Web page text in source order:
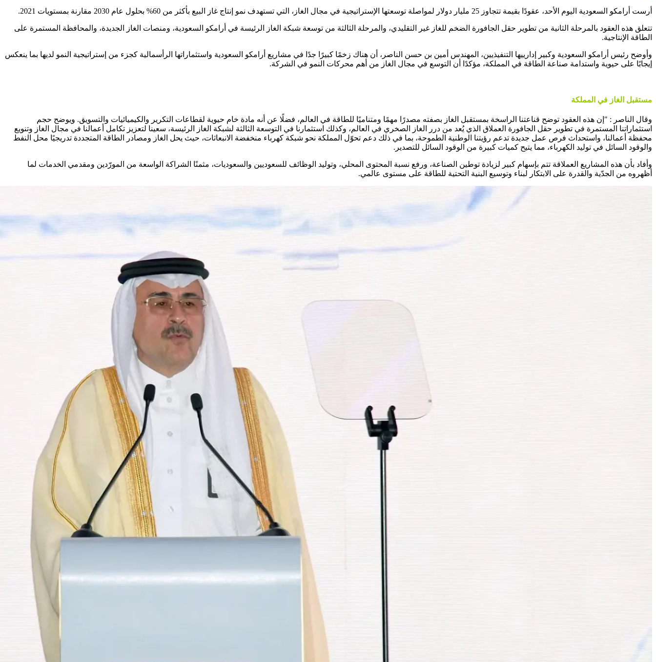
أرست أرامكو السعودية اليوم الأحد، عقودًا بقيمة تتجاوز 25 مليار دولار لمواصلة توسعتها الإستراتيجية في مجال الغاز، التي تستهدف نمو إنتاج غاز البيع بأكثر من 60% بحلول عام 2030 مقارنة بمستويات 2021.
تتعلق هذه العقود بالمرحلة الثانية من تطوير حقل الجافورة الضخم للغاز غير التقليدي، والمرحلة الثالثة من توسعة شبكة الغاز الرئيسة في أرامكو السعودية، ومنصات الغاز الجديدة، والمحافظة المستمرة على
الطاقة الإنتاجية.
وأوضح رئيس أرامكو السعودية وكبير إدارييها التنفيذيين، المهندس أمين بن حسن الناصر، أن هناك زخمًا كبيرًا جدًا في مشاريع أرامكو السعودية واستثماراتها الرأسمالية كجزء من إستراتيجية النمو لديها بما ينعكس
إيجابًا على حيوية واستدامة صناعة الطاقة في المملكة، مؤكدًا أن التوسع في مجال الغاز من أهم محركات النمو في الشركة.
مستقبل الغاز في المملكة
وقال الناصر : "إن هذه العقود توضح قناعتنا الراسخة بمستقبل الغاز بصفته مصدرًا مهمًا ومتناميًا للطاقة في العالم، فضلًا عن أنه مادة خام حيوية لقطاعات التكرير والكيميائيات والتسويق. ويوضح حجم
استثماراتنا المستمرة في تطوير حقل الجافورة العملاق الذي يُعد من درر الغاز الصخري في العالم، وكذلك استثمارنا في التوسعة الثالثة لشبكة الغاز الرئيسة، سعينا لتعزيز تكامل أعمالنا في مجال الغاز وتنويع
محفظة أعمالنا، واستحداث فرص عمل جديدة تدعم رؤيتنا الوطنية الطموحة، بما في ذلك دعم تحوّل المملكة نحو شبكة كهرباء منخفضة الانبعاثات، حيث يحل الغاز ومصادر الطاقة المتجددة تدريجيًا محل النفط
والوقود السائل في توليد الكهرباء، مما يتيح كميات كبيرة من الوقود السائل للتصدير.
وأفاد بأن هذه المشاريع العملاقة تتم بإسهام كبير لزيادة توطين الصناعة، ورفع نسبة المحتوى المحلي، وتوليد الوظائف للسعوديين والسعوديات، مثمنًا الشراكة الواسعة من المورّدين ومقدمي الخدمات لما
أظهروه من الجدّية والقدرة على الابتكار لبناء وتوسيع البنية التحتية للطاقة على مستوى عالمي.